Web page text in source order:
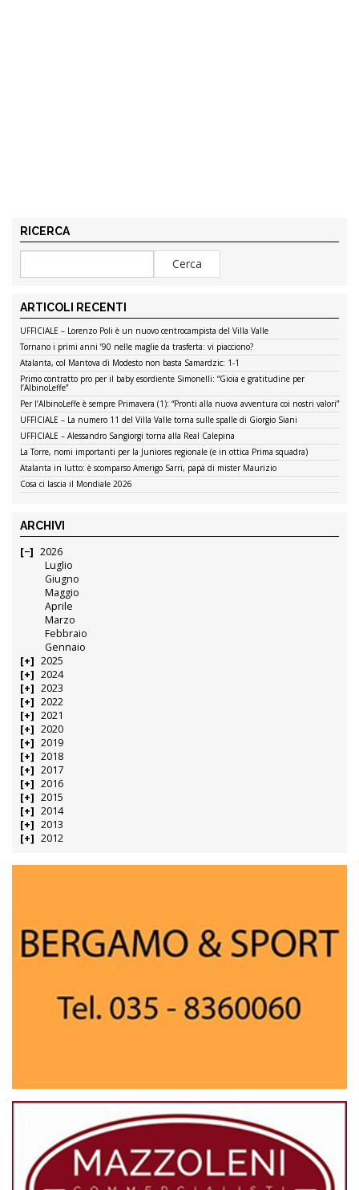
RICERCA
ARTICOLI RECENTI
UFFICIALE – Lorenzo Poli è un nuovo centrocampista del Villa Valle
Tornano i primi anni ’90 nelle maglie da trasferta: vi piacciono?
Atalanta, col Mantova di Modesto non basta Samardzic: 1-1
Primo contratto pro per il baby esordiente Simonelli: “Gioia e gratitudine per
l’AlbinoLeffe”
Per l’AlbinoLeffe è sempre Primavera (1): “Pronti alla nuova avventura coi nostri valori”
UFFICIALE – La numero 11 del Villa Valle torna sulle spalle di Giorgio Siani
UFFICIALE – Alessandro Sangiorgi torna alla Real Calepina
La Torre, nomi importanti per la Juniores regionale (e in ottica Prima squadra)
Atalanta in lutto: è scomparso Amerigo Sarri, papà di mister Maurizio
Cosa ci lascia il Mondiale 2026
ARCHIVI
2026
Luglio
Giugno
Maggio
Aprile
Marzo
Febbraio
Gennaio
2025
2024
2023
2022
2021
2020
2019
2018
2017
2016
2015
2014
2013
2012